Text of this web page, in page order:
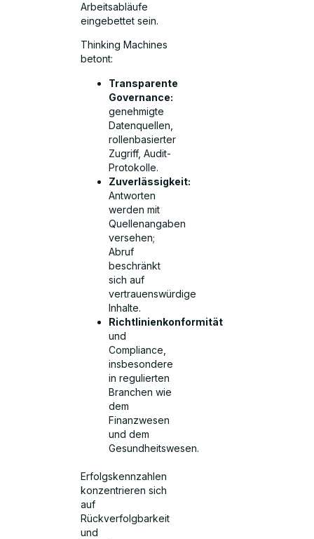
Arbeitsabläufe
eingebettet sein.
Thinking Machines
betont:
Transparente
Governance:
genehmigte
Datenquellen,
rollenbasierter
Zugriff, Audit-
Protokolle.
Zuverlässigkeit:
Antworten
werden mit
Quellenangaben
versehen;
Abruf
beschränkt
sich auf
vertrauenswürdige
Inhalte.
Richtlinienkonformität
und
Compliance,
insbesondere
in regulierten
Branchen wie
dem
Finanzwesen
und dem
Gesundheitswesen.
Erfolgskennzahlen
konzentrieren sich
auf
Rückverfolgbarkeit
und